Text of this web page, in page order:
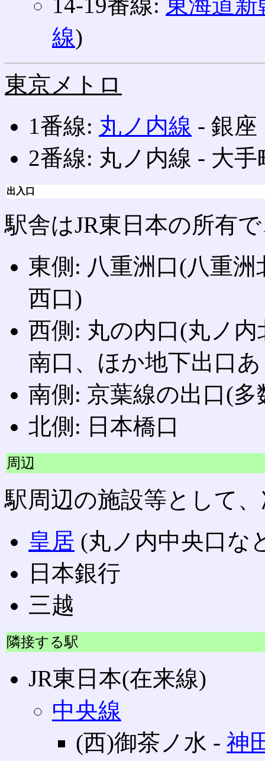
線)
東京メトロ
1番線: 丸ノ内線 ‐ 銀
2番線: 丸ノ内線 ‐ 大
出入口
駅舎はJR東日本の所有
東側: 八重洲口(八重
西口)
西側: 丸の内口(丸ノ
南口、ほか地下出口
南側: 京葉線の出口(多
北側: 日本橋口
周辺
駅周辺の施設等として
皇居 (丸ノ内中央口な
日本銀行
三越
隣接する駅
JR東日本(在来線)
中央線
(西)御茶ノ水 ‐ 神